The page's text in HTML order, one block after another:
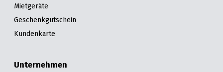
Mietgeräte
Geschenkgutschein
Kundenkarte
Unternehmen